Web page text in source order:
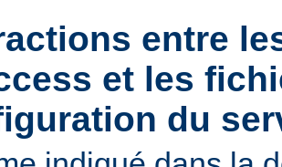
entre
et les
du